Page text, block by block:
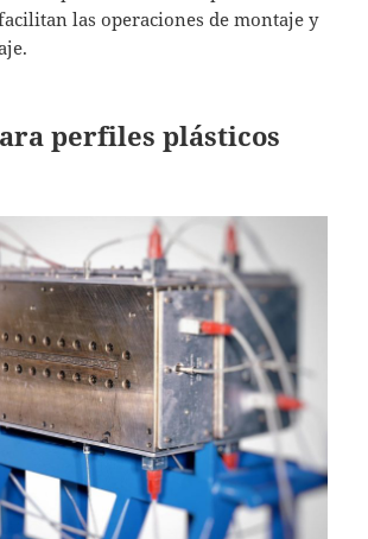
las operaciones de montaje y
perfiles plásticos